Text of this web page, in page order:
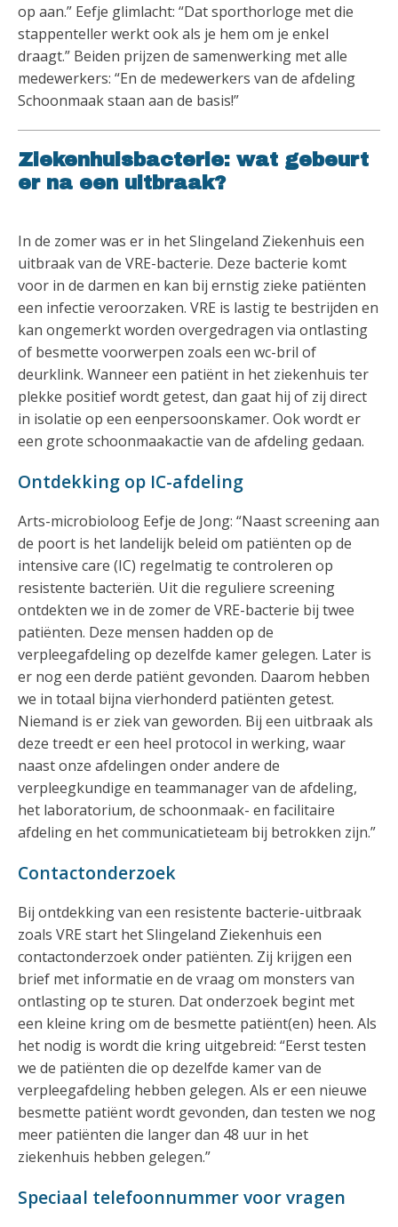
op aan.” Eefje glimlacht: “Dat sporthorloge met die
stappenteller werkt ook als je hem om je enkel
draagt.” Beiden prijzen de samenwerking met alle
medewerkers: “En de medewerkers van de afdeling
Schoonmaak staan aan de basis!”
Ziekenhuisbacterie: wat gebeurt
er na een uitbraak?
In de zomer was er in het Slingeland Ziekenhuis een
uitbraak van de VRE-bacterie. Deze bacterie komt
voor in de darmen en kan bij ernstig zieke patiënten
een infectie veroorzaken. VRE is lastig te bestrijden en
kan ongemerkt worden overgedragen via ontlasting
of besmette voorwerpen zoals een wc-bril of
deurklink. Wanneer een patiënt in het ziekenhuis ter
plekke positief wordt getest, dan gaat hij of zij direct
in isolatie op een eenpersoonskamer. Ook wordt er
een grote schoonmaakactie van de afdeling gedaan.
Ontdekking op IC-afdeling
Arts-microbioloog Eefje de Jong: “Naast screening aan
de poort is het landelijk beleid om patiënten op de
intensive care (IC) regelmatig te controleren op
resistente bacteriën. Uit die reguliere screening
ontdekten we in de zomer de VRE-bacterie bij twee
patiënten. Deze mensen hadden op de
verpleegafdeling op dezelfde kamer gelegen. Later is
er nog een derde patiënt gevonden. Daarom hebben
we in totaal bijna vierhonderd patiënten getest.
Niemand is er ziek van geworden. Bij een uitbraak als
deze treedt er een heel protocol in werking, waar
naast onze afdelingen onder andere de
verpleegkundige en teammanager van de afdeling,
het laboratorium, de schoonmaak- en facilitaire
afdeling en het communicatieteam bij betrokken zijn.”
Contactonderzoek
Bij ontdekking van een resistente bacterie-uitbraak
zoals VRE start het Slingeland Ziekenhuis een
contactonderzoek onder patiënten. Zij krijgen een
brief met informatie en de vraag om monsters van
ontlasting op te sturen. Dat onderzoek begint met
een kleine kring om de besmette patiënt(en) heen. Als
het nodig is wordt die kring uitgebreid: “Eerst testen
we de patiënten die op dezelfde kamer van de
verpleegafdeling hebben gelegen. Als er een nieuwe
besmette patiënt wordt gevonden, dan testen we nog
meer patiënten die langer dan 48 uur in het
ziekenhuis hebben gelegen.”
Speciaal telefoonnummer voor vragen